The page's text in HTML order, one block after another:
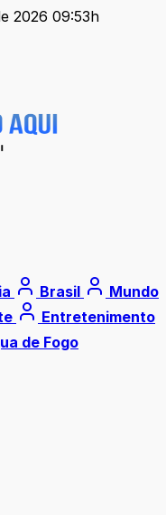
2026 09:53h
Brasil
Mundo
Entretenimento
de Fogo